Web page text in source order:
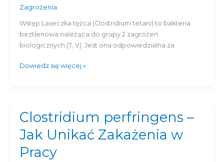
Zagrożenia
Wstęp Laseczka tężca (Clostridium tetani) to bakteria
beztlenowa należąca do grupy 2 zagrożeń
biologicznych (T, V). Jest ona odpowiedzialna za
Jak
Zagrożenia
Pracy
Dowiedz się więcej »
Clostridium perfringens –
Jak Unikać Zakażenia w
Pracy
Clostridium
perfringens
Jak
Unikać